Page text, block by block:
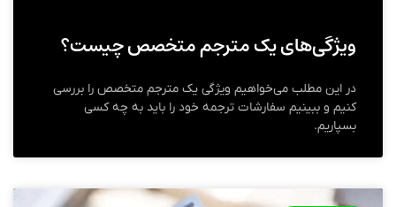
ویژگی‌های یک مترجم متخصص چیست؟
در این مطلب می‌خواهیم ویژگی یک مترجم متخصص را بررسی
کنیم و ببینیم سفارشات ترجمه خود را باید به چه کسی
بسپاریم.